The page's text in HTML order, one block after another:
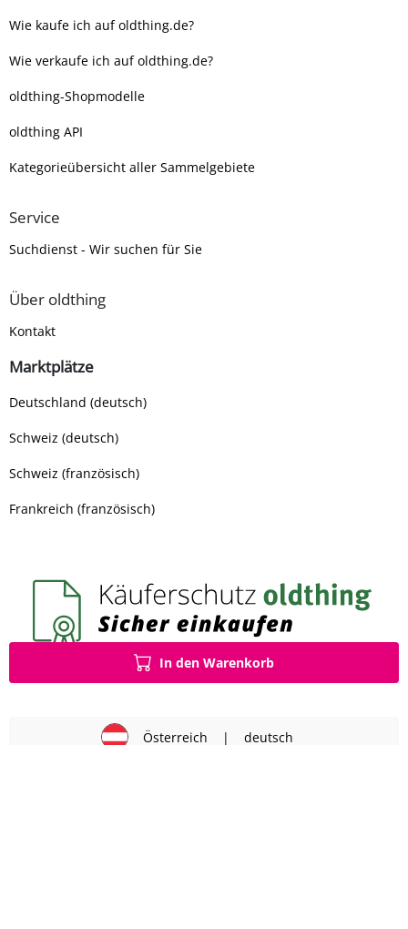
In den Warenkorb
Wie kaufe ich auf oldthing.de?
Wie verkaufe ich auf oldthing.de?
oldthing-Shopmodelle
oldthing API
Kategorieübersicht aller Sammelgebiete
Service
Suchdienst - Wir suchen für Sie
Über oldthing
Kontakt
Marktplätze
Deutschland (deutsch)
Schweiz (deutsch)
Schweiz (französisch)
Frankreich (französisch)
Österreich | deutsch